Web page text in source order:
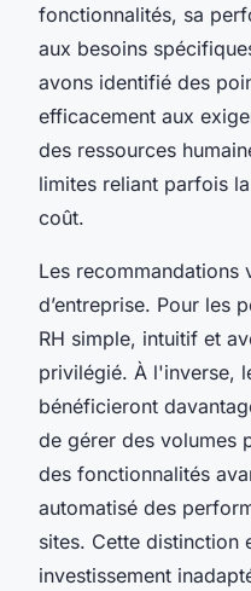
fonctionnalités, sa
aux besoins
avons identifié des
efficacement aux
des ressources
limites reliant parfois
coût.
Les recommandations
d’entreprise. Pour les
RH simple, intuitif et
privilégié. À l'inverse,
bénéficieront
de gérer des volumes
des fonctionnalités
automatisé des
sites. Cette distinction
investissement